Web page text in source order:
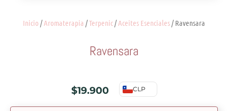
Inicio /Aromaterapia /Terpenic/Aceites Esenciales/ Ravensara
Ravensara
$19.900 CLP